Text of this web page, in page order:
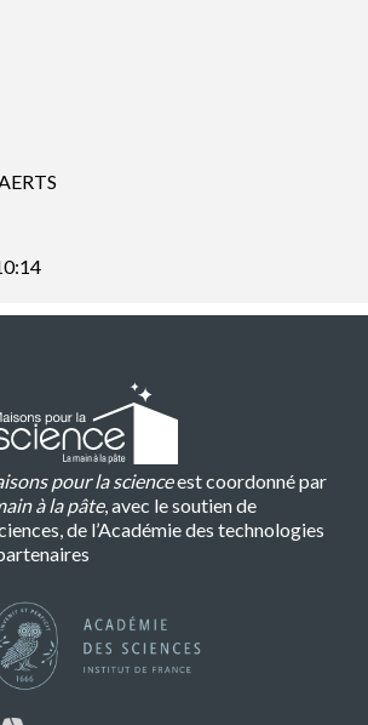
pour la scienceest coordonné par
à la pâte, avec le soutien de
de l’Académie des technologies